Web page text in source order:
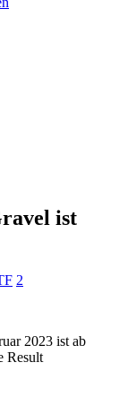
ist
2
2023 ist ab
Result